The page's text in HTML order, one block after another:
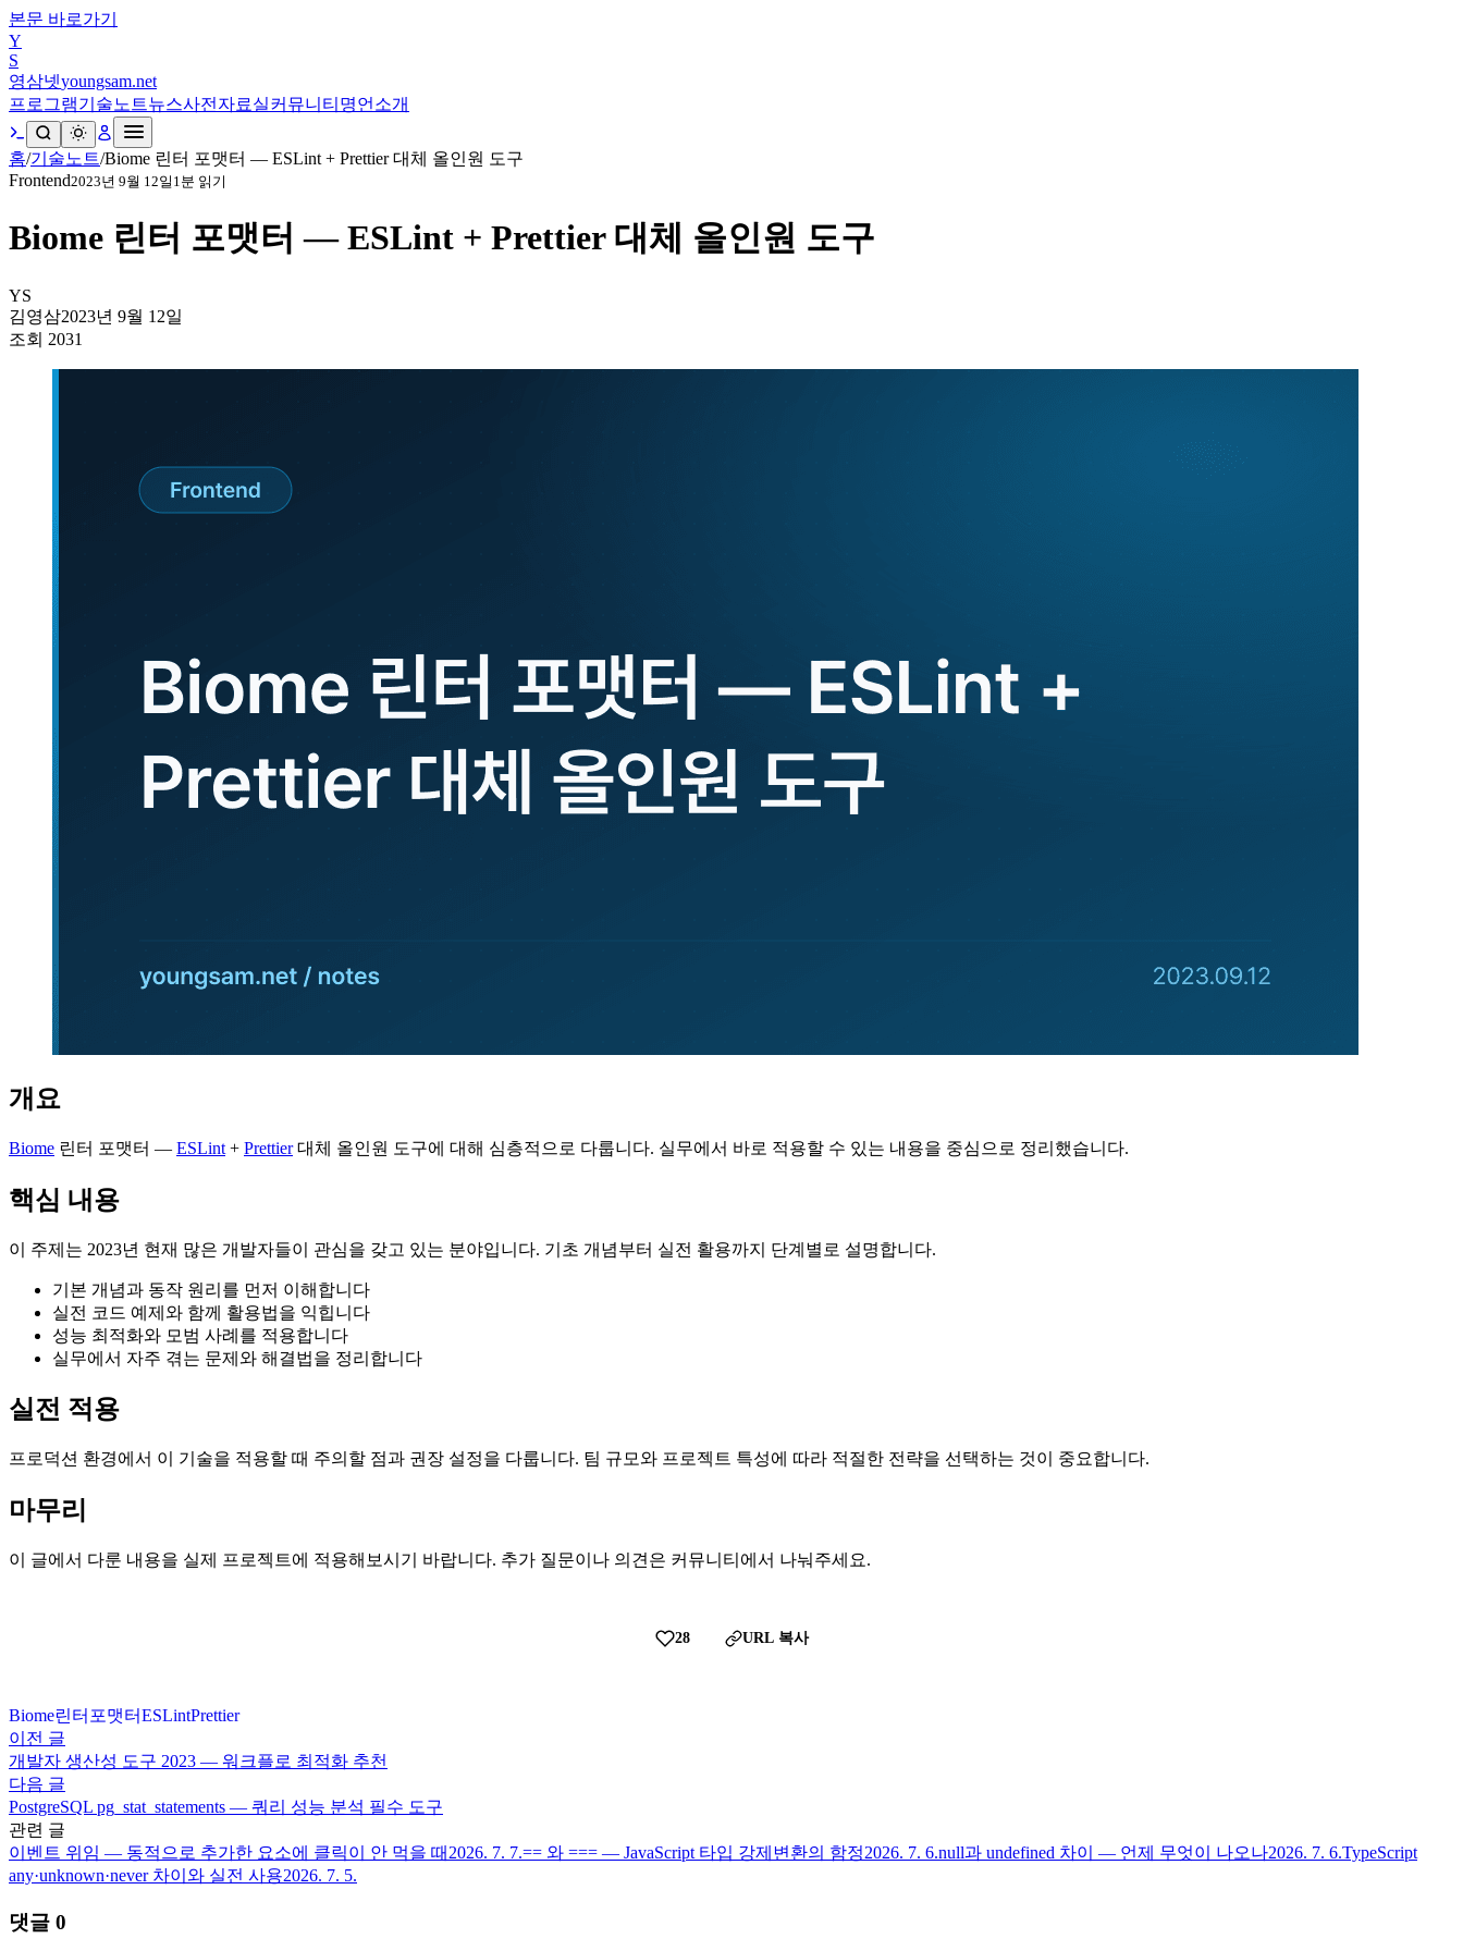
본문 바로가기
Y
S
영삼넷youngsam.net
프로그램기술노트뉴스사전 자료실커뮤니티 명언 소개
홈/기술노트/Biome 린터 포맷터 — ESLint + Prettier 대체 올인원 도구
Frontend2023년 9월 12일 1분 읽기
Biome 린터 포맷터 — ESLint + Prettier 대체 올인원 도구
YS
김영삼2023년 9월 12일
조회 2031
개요
Biome 린터 포맷터 — ESLint + Prettier대체 올인원 도구에 대해 심층적으로 다룹니다. 실무에서 바로 적용할 수 있는 내용을 중심으로 정리했습니다.
핵심 내용
이 주제는 2023년 현재 많은 개발자들이 관심을 갖고 있는 분야입니다. 기초 개념부터 실전 활용까지 단계별로 설명합니다.
기본 개념과 동작 원리를 먼저 이해합니다
실전 코드 예제와 함께 활용법을 익힙니다
성능 최적화와 모범 사례를 적용합니다
실무에서 자주 겪는 문제와 해결법을 정리합니다
실전 적용
프로덕션 환경에서 이 기술을 적용할 때 주의할 점과 권장 설정을 다룹니다. 팀 규모와 프로젝트 특성에 따라 적절한 전략을 선택하는 것이 중요합니다.
마무리
이 글에서 다룬 내용을 실제 프로젝트에 적용해보시기 바랍니다. 추가 질문이나 의견은 커뮤니티에서 나눠주세요.
28 URL 복사
Biome린터 포맷터ESLintPrettier
이전 글
개발자 생산성 도구 2023 — 워크플로 최적화 추천
다음 글
PostgreSQL pg_stat_statements — 쿼리 성능 분석 필수 도구
관련 글
이벤트 위임 — 동적으로 추가한 요소에 클릭이 안 먹을 때 2026. 7. 7.== 와 === — JavaScript 타입 강제변환의 함정2026. 7. 6.null과 undefined 차이 — 언제 무엇이 나오나2026. 7. 6.TypeScript
any·unknown·never 차이와 실전 사용2026. 7. 5.
댓글 0